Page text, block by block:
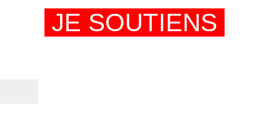
JE SOUTIENS